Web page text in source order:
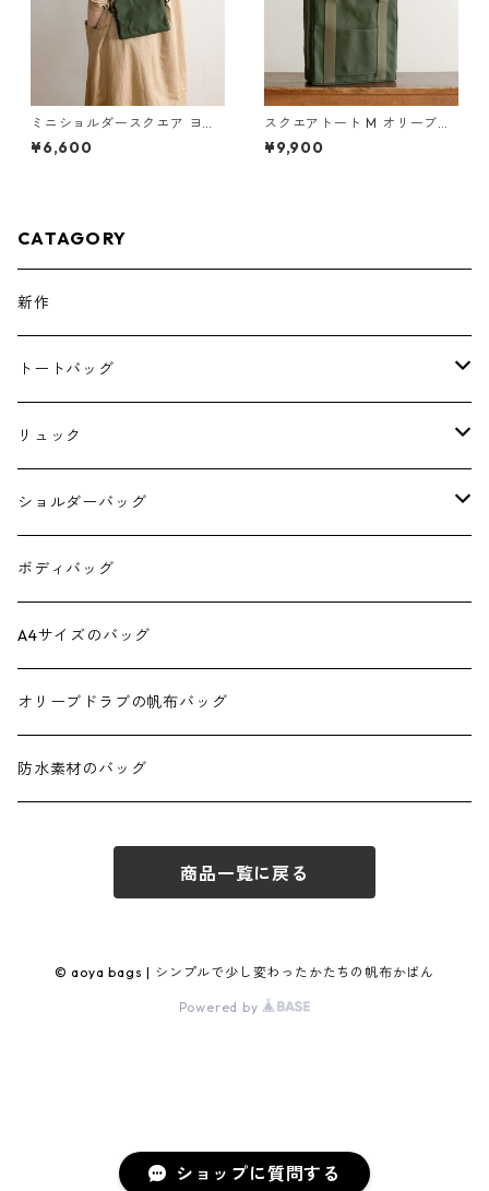
ショップに質問する
ミニショルダースクエア ヨコ
オリーブ / 9号帆布
¥6,600
スクエアトート M オリーブド
ラブ / 9号帆布
¥9,900
CATAGORY
新作
トートバッグ
A4サイズのトート
4 pockets tote
ダブルポケットミニトート
ダブルポケットミニ2wayトート
ダブルポケットトート
ダブルポケット2WAYトート
トートバッグ03 BOX
プランプトート
キャンプトート
リュック
スクエアリュック
スクエアリュック390
スクエアリュック 正方形
ショルダーバッグ
6号帆布のショルダー
スクエア2wayショルダー
正方形ミニショルダー
ショルダースクエア
ミニショルダースクエア
ブランコポシェット
ボディバッグ
A4サイズのバッグ
オリーブドラブの帆布バッグ
防水素材のバッグ
商品一覧に戻る
© aoya bags | シンプルで少し変わったかたちの帆布かばん
Powered by